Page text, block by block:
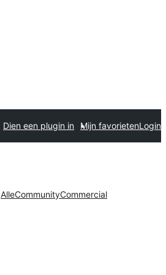
Dien een plugin in Mijn favorietenLogin
AlleCommunityCommercial